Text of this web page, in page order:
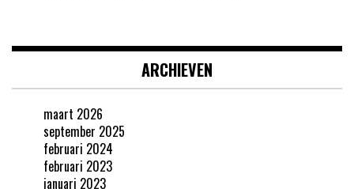
ARCHIEVEN
maart 2026
september 2025
februari 2024
februari 2023
januari 2023